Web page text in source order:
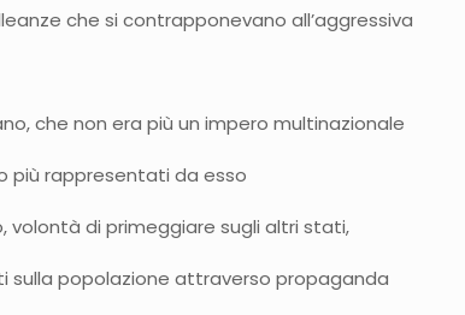
che si contrapponevano all’aggressiva
che non era più un impero multinazionale
più rappresentati da esso
volontà di primeggiare sugli altri stati,
popolazione attraverso propaganda